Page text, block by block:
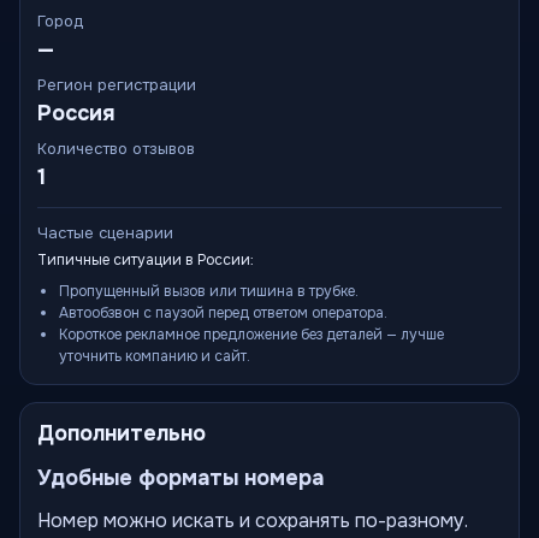
Город
—
Регион регистрации
Россия
Количество отзывов
1
Частые сценарии
Типичные ситуации в России:
Пропущенный вызов или тишина в трубке.
Автообзвон с паузой перед ответом оператора.
Короткое рекламное предложение без деталей — лучше
уточнить компанию и сайт.
Дополнительно
Удобные форматы номера
Номер можно искать и сохранять по-разному.